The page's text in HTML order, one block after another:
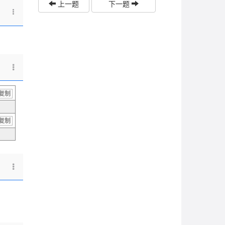
制
制
上一题 下一题